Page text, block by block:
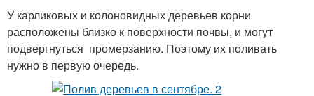
У карликовых и колоновидных деревьев корни
расположены близко к поверхности почвы, и могут
подвергнуться промерзанию. Поэтому их поливать
нужно в первую очередь.